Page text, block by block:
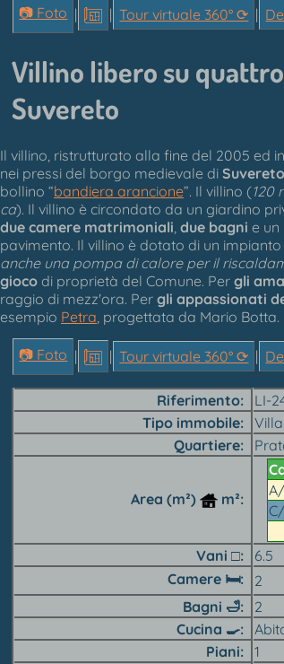
📷 Foto | | Tour virtuale 360° ⟳ |
Villino libero su
Suvereto
Il villino, ristrutturato alla fine del 2005 ed
nei pressi del borgo medievale di Suvereto
bollino “bandiera arancione”. Il villino (120
ca). Il villino è circondato da un giardino
due camere matrimoniali due bagni e
pavimento. Il villino è dotato di un
anche una pompa di calore per il
gioco di proprietà del Comune. Per gli
raggio di mezz'ora. Per gli appassionati
esempio Petra , progettata da Mario Botta.
📷 Foto | | Tour virtuale 360° ⟳ |
Riferimento
LI-
Tipo immobile
Quartiere
Area (m²) m²
Vani □
6.5
Camere 🛏
2
Bagni 🛁
2
Cucina 🍳︎
Piani
1